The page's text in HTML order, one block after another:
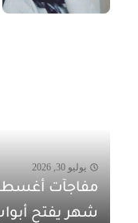
يوليو 30, 2026
شهر يفتح